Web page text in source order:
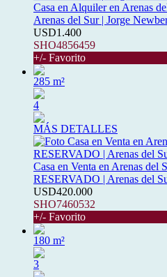
Casa en Alquiler en Arenas
Arenas del Sur | Jorge
USD1.400
SHO4856459
+/- Favorito
285 m²
4
MÁS DETALLES
Casa en Venta en Arenas del
RESERVADO | Arenas del
USD420.000
SHO7460532
+/- Favorito
180 m²
3